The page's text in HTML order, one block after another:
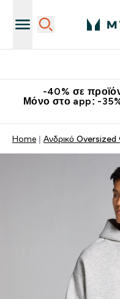
-40% σε
Μόνο στο app: -
Home Ανδρικό